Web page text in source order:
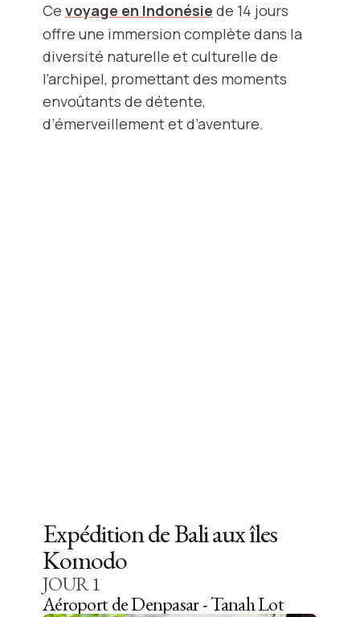
Ce voyage en Indonésie de 14 jours
offre une immersion complète dans la
diversité naturelle et culturelle de
l’archipel, promettant des moments
envoûtants de détente,
d’émerveillement et d’aventure.
Expédition de Bali aux îles
Komodo
JOUR1
Aéroport de Denpasar - Tanah Lot